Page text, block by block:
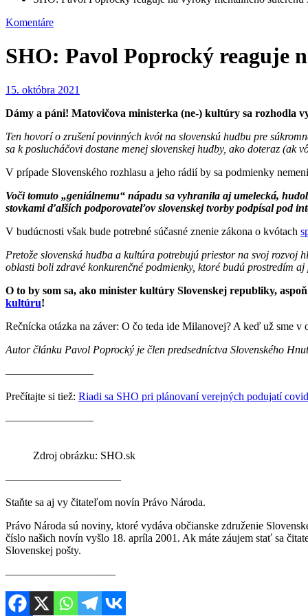
Komentáre
SHO: Pavol Poprocký reaguje
15. októbra 2021
Dámy a páni! Matovičova ministerka (ne-) kultúry sa rozhodla
Ten hovorí o zrušení povinných kvót na slovenskú hudbu pre
sa k poslucháčovi dostane menej slovenskej hudby, ako doteraz (ak
V prípade Slovenského rozhlasu a jeho rádií by sa podmienky
Voči tomuto „geniálnemu“ nápadu sa vyhranila aj umelecká,
stovkami ďalších podporovateľov slovenskej tvorby podpísal pod
V budúcnosti však bude potrebné súčasné znenie zákona o kvótach
Pretože slovenská hudba a kultúra potrebujú priestor na svoj rozvoj
oblasti boli zdravé konkurenčné podmienky, ktoré budú prostredím
O to by som sa, ako minister kultúry Slovenskej republiky,
kultúru!
Rečnícka otázka na záver: O čo teda ide Milanovej? A keď už sme
Autor článku Pavol Poprocký je člen predsedníctva Slovenského
————————
Prečítajte si tiež: Riadi sa SHO pri plánovaní verejných podujatí
————————
Zdroj obrázku: SHO.sk
————————–——
Staňte sa aj vy čitateľom novín Právo Národa.
Právo Národa sú noviny, ktoré vydáva občianske združenie
číslo našich novín vyšlo 18. apríla 2001. Ak máte záujem stať sa
Slovenskej pošty.
————————–—–